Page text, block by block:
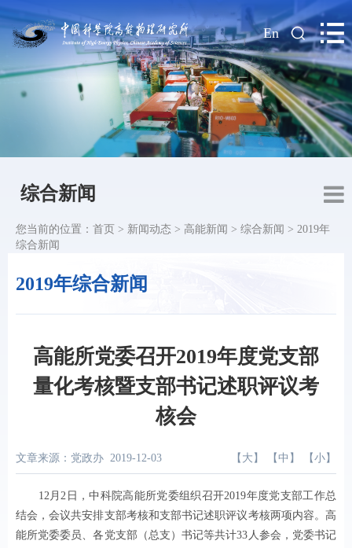
| En
综合新闻
2019年综合新闻
您当前的位置： 首页 > 新闻动态 > 高能新闻 > 综合新闻 > 2019年
综合新闻
高能所党委召开2019年度党支部
量化考核暨支部书记述职评议考
核会
文章来源：党政办 2019-12-03 【 大 】 【 中 】 【 小 】
12月2 日，中科院高能所党委组织召开2019年度党支部工作总
结会，会议共安排支部考核和支部书记述职评议考核两项内容。高
能所党委委员、各党支部（总支）书记等共计33 人参会，党委书记